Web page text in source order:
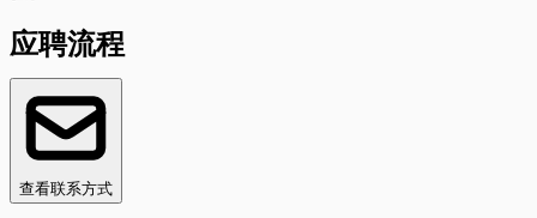
应聘流程
查看联系方式